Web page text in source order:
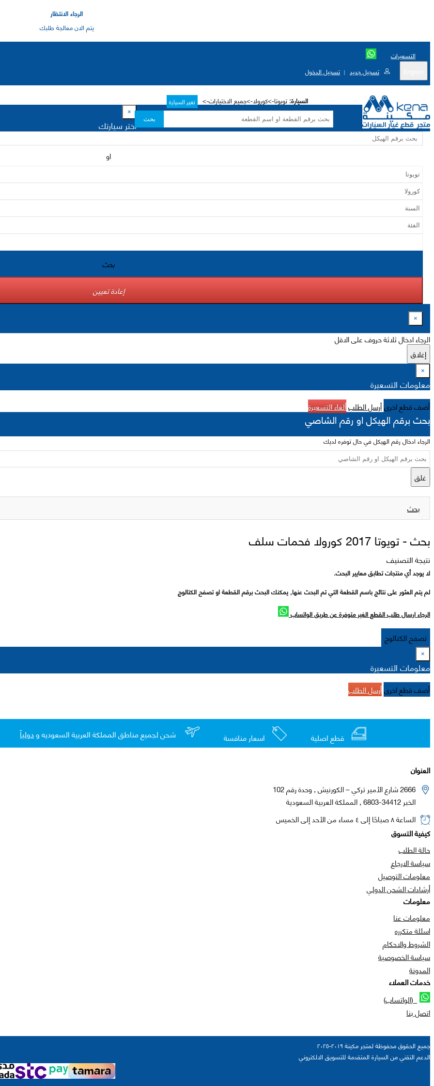
الرجاء الانتظار
يتم الان معالجة طلبك
التسعيرات
تسجيل جديد | تسجيل الدخول
السيارة: تويوتا->كورولا->جميع الاختيارات-> تغير السيارة
بحث
×
اختر سيارتك
او
بحث
إعادة تعيين
×
الرجاء ادخال ثلاثة حروف على الاقل
إغلاق
×
معلومات التسعيرة
أضف قطع اخرىأرسل الطلبألغاء التسعيرة
بحث برقم الهيكل او رقم الشاصي
الرجاء ادخال رقم الهيكل في حال توفره لديك
غلق
بحث
بحث -تويوتا 2017 كورولا فحمات سلف
نتيجة التصنيف
لا يوجد أي منتجات تطابق معايير البحث.
لم يتم العثور على نتائج باسم القطعة التي تم البحث عنها, يمكنك البحث برقم القطعة او تصفح الكتالوج
الرجاء ارسال طلب القطع الغير متوفرة عن طريق الواتساب
تصفح الكتالوج
×
معلومات التسعيرة
أضف قطع اخرىأرسل الطلب
قطع اصلية اسعار منافسة شحن لجميع مناطق المملكة العربية السعوديه ودولياً
العنوان
2666 شارع الأمير تركي – الكورنيش , وحدة رقم 102
الخبر 34412-6803 , المملكة العربية السعودية
الساعة ٨ صباحًا إلى ٤ مساء من الأحد إلى الخميس
كيفية التسوق
حالة الطلب
سياسة الارجاع
معلومات التوصيل
أرشادات الشحن الدولي
معلومات
معلومات عنا
اسئلة متكرره
الشروط والاحكام
سياسة الخصوصية
المدونة
خدمات العملاء
(الواتساب)
اتصل بنا
جميع الحقوق محفوظة لمتجر مكينة ٢٠١٩-٢٠٢٥
الدعم التقني من السيارة المتقدمة للتسويق الالكتروني